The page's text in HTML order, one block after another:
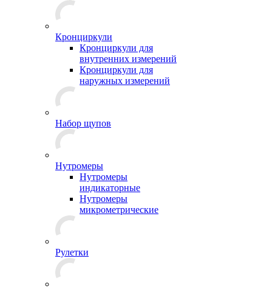
Кронциркули
Кронциркули для
внутренних измерений
Кронциркули для
наружных измерений
Набор щупов
Нутромеры
Нутромеры
индикаторные
Нутромеры
микрометрические
Рулетки